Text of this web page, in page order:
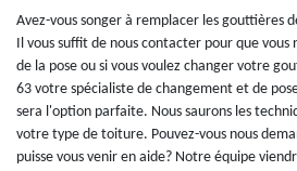
Avez-vous songer à remplacer les gouttières
Il vous suffit de nous contacter pour que vous
de la pose ou si vous voulez changer votre
63 votre spécialiste de changement et de
sera l'option parfaite. Nous saurons les
votre type de toiture. Pouvez-vous nous
puisse vous venir en aide? Notre équipe